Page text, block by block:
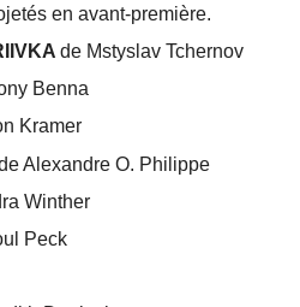
en avant-première.
de Mstyslav Tchernov
Benna
Kramer
Alexandre O. Philippe
Winther
Peck